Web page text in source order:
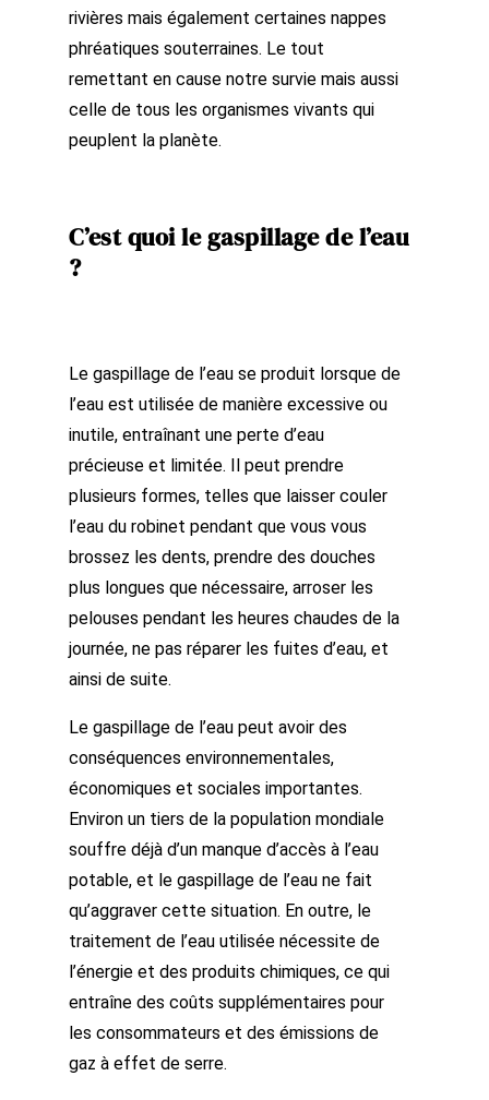
rivières mais également certaines nappes
phréatiques souterraines. Le tout
remettant en cause notre survie mais aussi
celle de tous les organismes vivants qui
peuplent la planète.
C’est quoi le gaspillage de l’eau
?
Le gaspillage de l’eau se produit lorsque de
l’eau est utilisée de manière excessive ou
inutile, entraînant une perte d’eau
précieuse et limitée. Il peut prendre
plusieurs formes, telles que laisser couler
l’eau du robinet pendant que vous vous
brossez les dents, prendre des douches
plus longues que nécessaire, arroser les
pelouses pendant les heures chaudes de la
journée, ne pas réparer les fuites d’eau, et
ainsi de suite.
Le gaspillage de l’eau peut avoir des
conséquences environnementales,
économiques et sociales importantes.
Environ un tiers de la population mondiale
souffre déjà d’un manque d’accès à l’eau
potable, et le gaspillage de l’eau ne fait
qu’aggraver cette situation. En outre, le
traitement de l’eau utilisée nécessite de
l’énergie et des produits chimiques, ce qui
entraîne des coûts supplémentaires pour
les consommateurs et des émissions de
gaz à effet de serre.